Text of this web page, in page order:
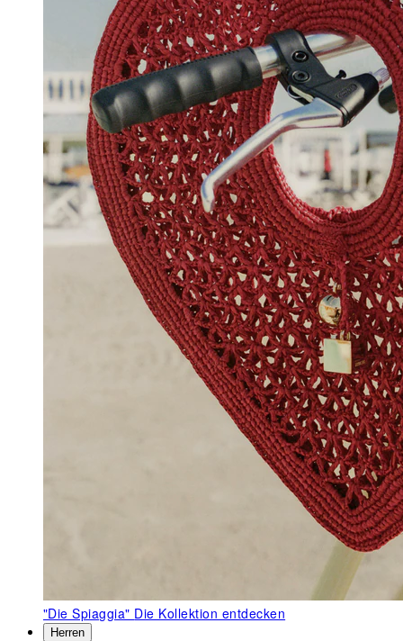
"Die Spiaggia" Die Kollektion entdecken
Herren